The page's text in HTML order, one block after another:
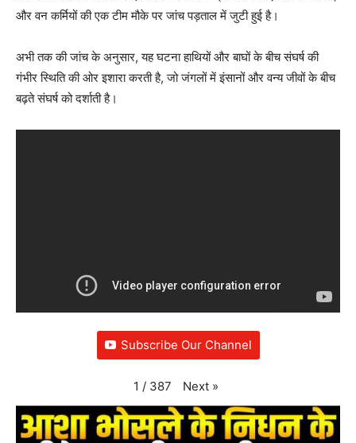
और वन कर्मियों की एक टीम मौके पर जांच पड़ताल में जुटी हुई है।
अभी तक की जांच के अनुसार, यह घटना हाथियों और बाघों के बीच संघर्ष की
गंभीर स्थिति की ओर इशारा करती है, जो जंगलों में इंसानों और वन्य जीवों के बीच
बढ़ते संघर्ष को दर्शाती है।
Subscribe Our Channel
1 / 387 Next »